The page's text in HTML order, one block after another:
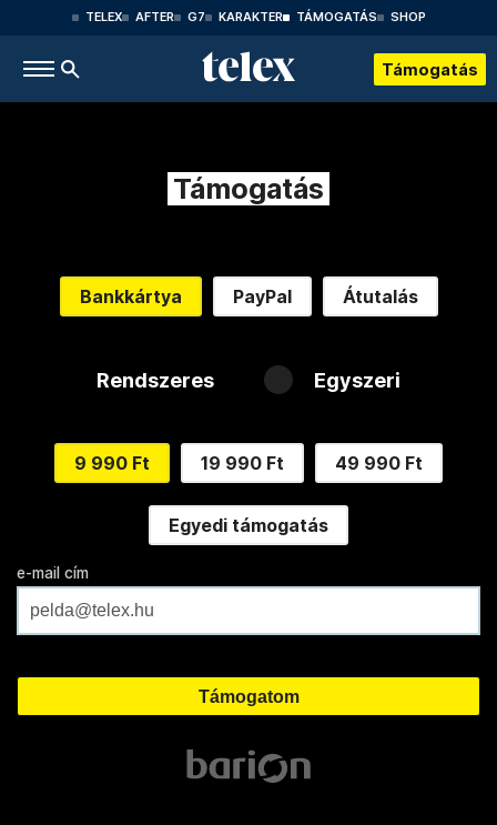
TELEX AFTER G7 KARAKTER TÁMOGATÁS SHOP
Támogatás
Támogatás
Bankkártya PayPal Átutalás
Rendszeres Egyszeri
9 990 Ft 19 990 Ft 49 990 Ft
Egyedi támogatás
e-mail cím